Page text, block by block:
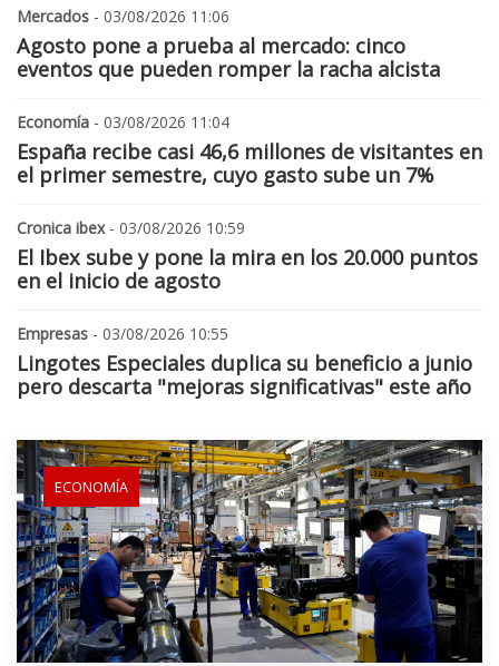
Mercados - 03/08/2026 11:06
Agosto pone a prueba al mercado: cinco
eventos que pueden romper la racha alcista
Economía - 03/08/2026 11:04
España recibe casi 46,6 millones de visitantes en
el primer semestre, cuyo gasto sube un 7%
Cronica ibex- 03/08/2026 10:59
El Ibex sube y pone la mira en los 20.000 puntos
en el inicio de agosto
Empresas - 03/08/2026 10:55
Lingotes Especiales duplica su beneficio a junio
pero descarta "mejoras significativas" este año
ECONOMÍA